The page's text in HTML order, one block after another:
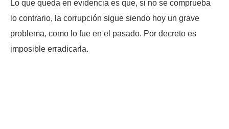
Lo que queda en evidencia es que, si no se comprueba
lo contrario, la corrupción sigue siendo hoy un grave
problema, como lo fue en el pasado. Por decreto es
imposible erradicarla.